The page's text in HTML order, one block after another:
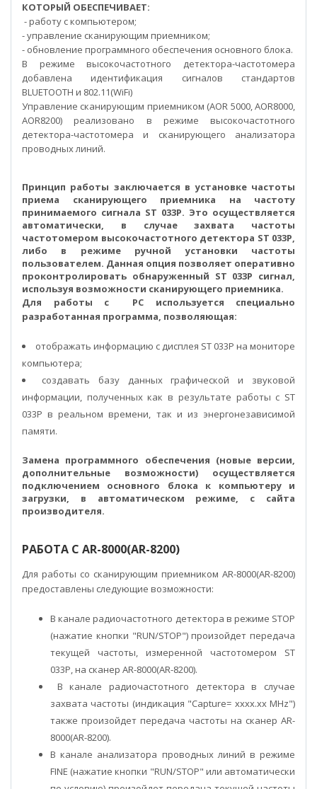
КОТОРЫЙ ОБЕСПЕЧИВАЕТ:
- работу с компьютером;
- управление сканирующим приемником;
- обновление программного обеспечения основного блока.
В режиме высокочастотного детектора-частотомера
добавлена идентификация сигналов стандартов
BLUETOOTH и 802.11(WiFi)
Управление сканирующим приемником (AOR 5000, AOR8000,
AOR8200) реализовано в режиме высокочастотного
детектора-частотомера и сканирующего анализатора
проводных линий.
Принцип работы заключается в установке частоты
приема сканирующего приемника на частоту
принимаемого сигнала ST 033P. Это осуществляется
автоматически, в случае захвата частоты
частотомером высокочастотного детектора ST 033P,
либо в режиме ручной установки частоты
пользователем. Данная опция позволяет оперативно
проконтролировать обнаруженный ST 033P сигнал,
используя возможности сканирующего приемника.
Для работы с PC используется специально
разработанная программа, позволяющая:
отображать информацию с дисплея ST 033P на мониторе
компьютера;
создавать базу данных графической и звуковой
информации, полученных как в результате работы с ST
033P в реальном времени, так и из энергонезависимой
памяти.
Замена программного обеспечения (новые версии,
дополнительные возможности) осуществляется
подключением основного блока к компьютеру и
загрузки, в автоматическом режиме, с сайта
производителя.
РАБОТА С AR-8000(AR-8200)
Для работы со сканирующим приемником AR-8000(AR-8200)
предоставлены следующие возможности:
В канале радиочастотного детектора в режиме STOP
(нажатие кнопки "RUN/STOP") произойдет передача
текущей частоты, измеренной частотомером ST
033P, на сканер AR-8000(AR-8200).
В канале радиочастотного детектора в случае
захвата частоты (индикация "Capture= xxxx.xx MHz")
также произойдет передача частоты на сканер AR-
8000(AR-8200).
В канале анализатора проводных линий в режиме
FINE (нажатие кнопки "RUN/STOP" или автоматически